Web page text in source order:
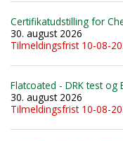
Certifikatudstilling for
30. august 2026
Tilmeldingsfrist 10-08-
Flatcoated - DRK test og
30. august 2026
Tilmeldingsfrist 10-08-